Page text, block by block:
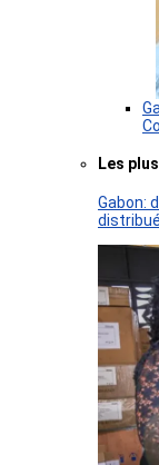
Les
Gabon: